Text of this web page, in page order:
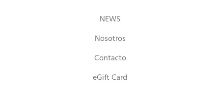
NEWS
Nosotros
Contacto
eGift Card